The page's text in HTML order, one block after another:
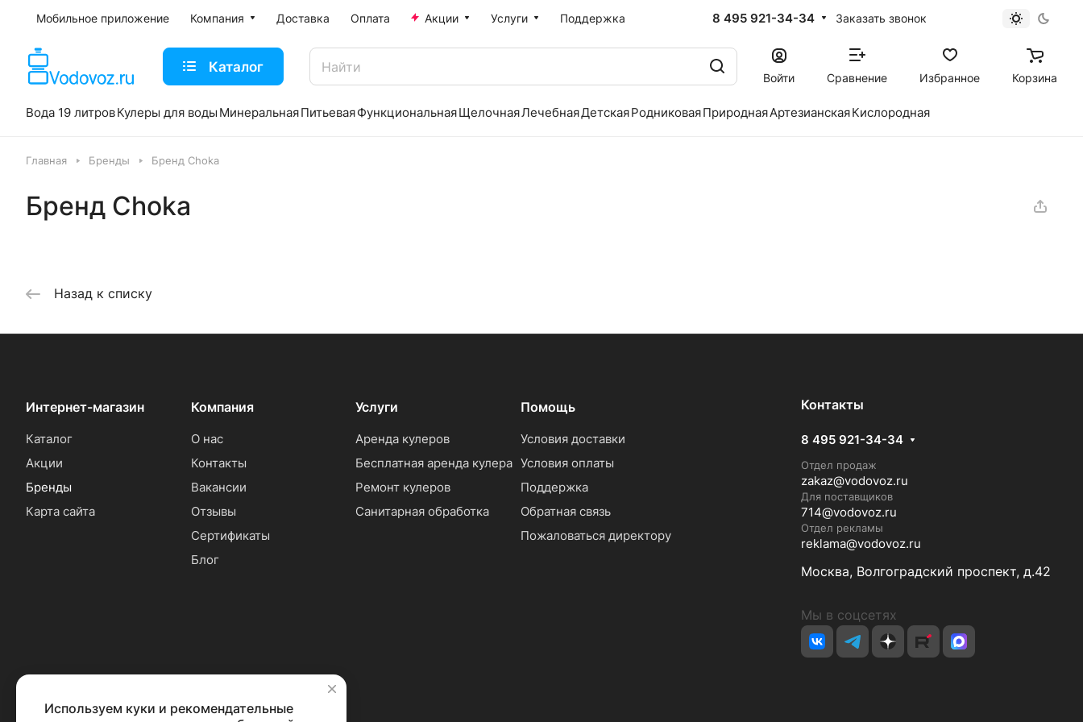
Мобильное приложение Компания Доставка Оплата Акции Услуги Поддержка 8 495 921-34-34 Заказать звонок
Каталог
Войти Сравнение Избранное Корзина
Вода 19 литровКулеры для воды МинеральнаяПитьеваяФункциональнаяЩелочнаяЛечебнаяДетскаяРодниковаяПрироднаяАртезианскаяКислородная
Главная Бренды Бренд Choka
Бренд Choka
Назад к списку
Интернет-магазин
Каталог
Акции
Бренды
Карта сайта
Компания
О нас
Контакты
Вакансии
Отзывы
Сертификаты
Блог
Услуги
Аренда кулеров
Бесплатная аренда кулера
Ремонт кулеров
Санитарная обработка
Помощь
Условия доставки
Условия оплаты
Поддержка
Обратная связь
Пожаловаться директору
Контакты
8 495 921-34-34
Отдел продаж
zakaz@vodovoz.ru
Для поставщиков
714@vodovoz.ru
Отдел рекламы
reklama@vodovoz.ru
Москва, Волгоградский проспект, д.42
Мы в соцсетях
✕
Используем куки и рекомендательные